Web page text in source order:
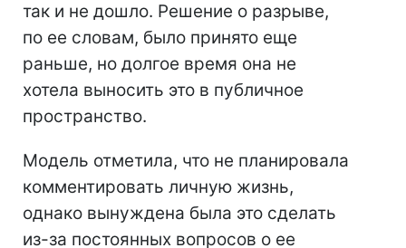
так и не дошло. Решение о разрыве,
по ее словам, было принято еще
раньше, но долгое время она не
хотела выносить это в публичное
пространство.
Модель отметила, что не планировала
комментировать личную жизнь,
однако вынуждена была это сделать
из-за постоянных вопросов о ее